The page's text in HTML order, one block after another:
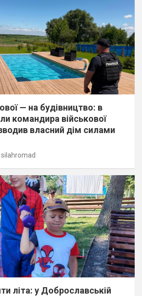
— на будівництво: в
командира військової
власний дім силами
silahromad
літа: у Доброславській